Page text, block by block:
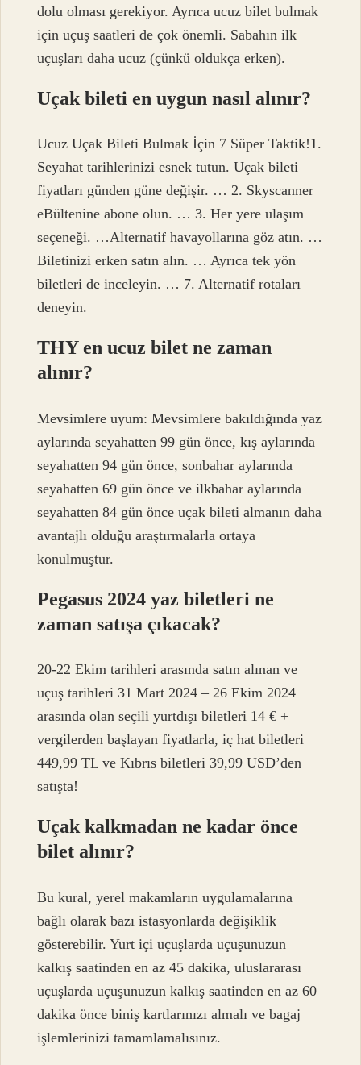
dolu olması gerekiyor. Ayrıca ucuz bilet bulmak
için uçuş saatleri de çok önemli. Sabahın ilk
uçuşları daha ucuz (çünkü oldukça erken).
Uçak bileti en uygun nasıl alınır?
Ucuz Uçak Bileti Bulmak İçin 7 Süper Taktik!1.
Seyahat tarihlerinizi esnek tutun. Uçak bileti
fiyatları günden güne değişir. … 2. Skyscanner
eBültenine abone olun. … 3. Her yere ulaşım
seçeneği. …Alternatif havayollarına göz atın. …
Biletinizi erken satın alın. … Ayrıca tek yön
biletleri de inceleyin. … 7. Alternatif rotaları
deneyin.
THY en ucuz bilet ne zaman
alınır?
Mevsimlere uyum: Mevsimlere bakıldığında yaz
aylarında seyahatten 99 gün önce, kış aylarında
seyahatten 94 gün önce, sonbahar aylarında
seyahatten 69 gün önce ve ilkbahar aylarında
seyahatten 84 gün önce uçak bileti almanın daha
avantajlı olduğu araştırmalarla ortaya
konulmuştur.
Pegasus 2024 yaz biletleri ne
zaman satışa çıkacak?
20-22 Ekim tarihleri ​​arasında satın alınan ve
uçuş tarihleri ​​31 Mart 2024 – 26 Ekim 2024
arasında olan seçili yurtdışı biletleri 14 € +
vergilerden başlayan fiyatlarla, iç hat biletleri
449,99 TL ve Kıbrıs biletleri 39,99 USD’den
satışta!
Uçak kalkmadan ne kadar önce
bilet alınır?
Bu kural, yerel makamların uygulamalarına
bağlı olarak bazı istasyonlarda değişiklik
gösterebilir. Yurt içi uçuşlarda uçuşunuzun
kalkış saatinden en az 45 dakika, uluslararası
uçuşlarda uçuşunuzun kalkış saatinden en az 60
dakika önce biniş kartlarınızı almalı ve bagaj
işlemlerinizi tamamlamalısınız.